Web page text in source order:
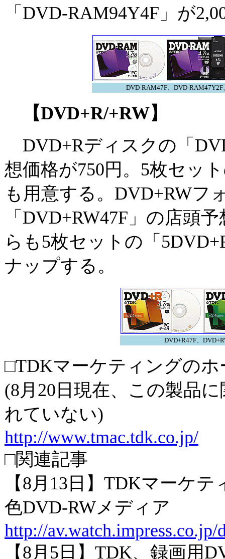
「DVD-RAM94Y4F」が
DVD-RAM47F、DVD-
【DVD+R/+RW】
DVD+Rディスクの「
想価格が750円。5枚セッ
も用意する。DVD+RWフ
「DVD+RW47F」の店頭
らも5枚セットの「
ナップする。
DVD+R47F、
□TDKマーケティングのホ
(8月20日現在、この製品
れていない)
http://www.tmac.tdk.co.jp/
□関連記事
【8月13日】TDKマーケ
色DVD-RWメディア
http://
【8月5日】TDK、録画用